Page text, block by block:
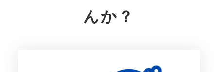
んか？